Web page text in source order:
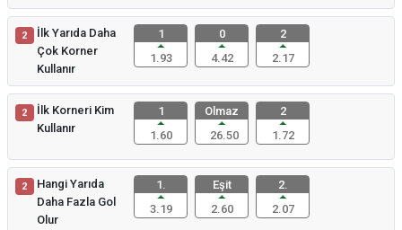
2
İlk Yarıda Daha
Çok Korner
Kullanır
1
1.93
0
4.42
2
2.17
2
İlk Korneri Kim
Kullanır
1
1.60
Olmaz
26.50
2
1.72
2
Hangi Yarıda
Daha Fazla Gol
Olur
1.
3.19
Eşit
2.60
2.
2.07